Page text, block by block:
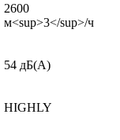
2600
м<sup>3</sup>/ч
54 дБ(А)
HIGHLY